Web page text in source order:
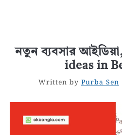
নতুন ব্যবসার
ideas in
Written by Purba Sen